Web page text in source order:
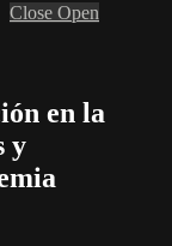
Close Open
en la
y